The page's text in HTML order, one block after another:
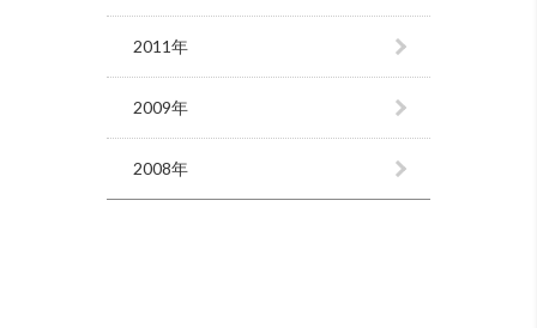
2011年
2009年
2008年